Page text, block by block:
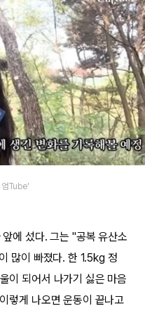
엄Tube'
에 섰다. 그는 "공복 유산소
많이 빠졌다. 한 1.5kg 정
이 되어서 나가기 싫은 마음
렇게 나오면 운동이 끝나고